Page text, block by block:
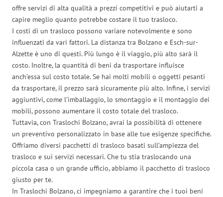
offre servizi di alta qualità a prezzi competitivi e può aiutarti a
capire meglio quanto potrebbe costare il tuo trasloco.
I costi di un trasloco possono variare notevolmente e sono
influenzati da vari fattori. La distanza tra Bolzano e Esch-sur-
Alzette è uno di questi. Più lungo è il viaggio, più alto sarà il
costo. Inoltre, la quantità di beni da trasportare influisce
anch’essa sul costo totale. Se hai molti mobili o oggetti pesanti
da trasportare, il prezzo sarà sicuramente più alto. Infine, i servizi
aggiuntivi, come l’imballaggio, lo smontaggio e il montaggio dei
mobili, possono aumentare il costo totale del trasloco.
Tuttavia, con Traslochi Bolzano, avrai la possibilità di ottenere
un preventivo personalizzato in base alle tue esigenze specifiche.
Offriamo diversi pacchetti di trasloco basati sull’ampiezza del
trasloco e sui servizi necessari. Che tu stia traslocando una
piccola casa o un grande ufficio, abbiamo il pacchetto di trasloco
giusto per te.
In Traslochi Bolzano, ci impegniamo a garantire che i tuoi beni